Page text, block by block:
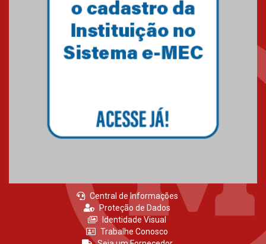
Como o Colégio Mackenzie
Brasília prepara seus
estudantes para o PAS antes
mesmo do Ensino Médio
04.08.2026
Central de Informações
Proteção de Dados
Identidade Visual
Trabalhe Conosco